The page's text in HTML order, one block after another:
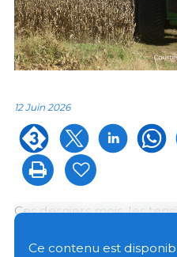
12 Juin 2026
Ces derniers mois, les
entraîné une forte hausse
Ce contenu est